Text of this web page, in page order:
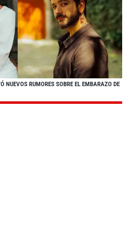
NUEVOS RUMORES SOBRE EL EMBARAZO DE